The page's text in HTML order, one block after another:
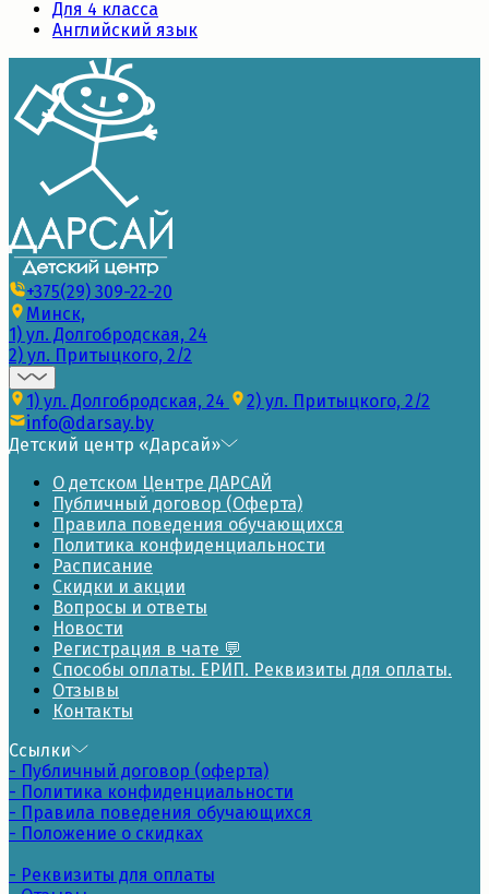
Для 4 класса
Английский язык
+375(29) 309-22-20
Минск,
1) ул. Долгобродская, 24
2) ул. Притыцкого, 2/2
1) ул. Долгобродская, 24
2) ул. Притыцкого, 2/2
info@darsay.by
Детский центр «Дарсай»
О детском Центре ДАРСАЙ
Публичный договор (Оферта)
Правила поведения обучающихся
Политика конфиденциальности
Расписание
Скидки и акции
Вопросы и ответы
Новости
Регистрация в чате 💬
Способы оплаты. ЕРИП. Реквизиты для оплаты.
Отзывы
Контакты
Ссылки
- Публичный договор (оферта)
- Политика конфиденциальности
- Правила поведения обучающихся
- Положение о скидках
- Реквизиты для оплаты